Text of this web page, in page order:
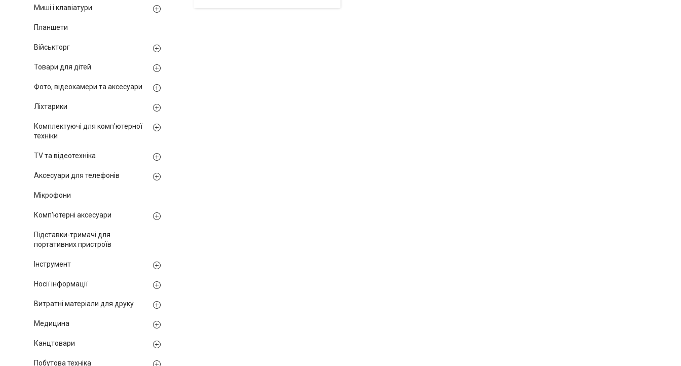
Миші і клавіатури
Планшети
Військторг
Товари для дітей
Фото, відеокамери та аксесуари
Ліхтарики
Комплектуючі для комп'ютерної
техніки
TV та відеотехніка
Аксесуари для телефонів
Мікрофони
Комп'ютерні аксесуари
Підставки-тримачі для
портативних пристроїв
Інструмент
Носії інформації
Витратні матеріали для друку
Медицина
Канцтовари
Побутова техніка